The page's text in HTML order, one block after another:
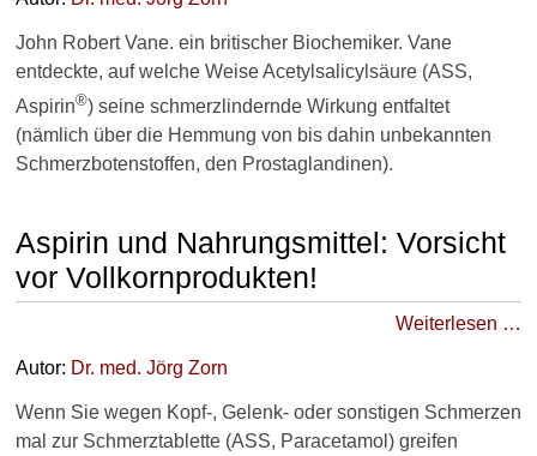
John Robert Vane. ein britischer Biochemiker. Vane
entdeckte, auf welche Weise Acetylsalicylsäure (ASS,
Aspirin®) seine schmerzlindernde Wirkung entfaltet
(nämlich über die Hemmung von bis dahin unbekannten
Schmerzbotenstoffen, den Prostaglandinen).
Aspirin und Nahrungsmittel: Vorsicht
vor Vollkornprodukten!
Weiterlesen …
Autor: Dr. med. Jörg Zorn
Wenn Sie wegen Kopf-, Gelenk- oder sonstigen Schmerzen
mal zur Schmerztablette (ASS, Paracetamol) greifen